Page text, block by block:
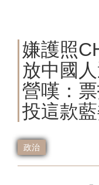
嫌護照
放中國
營嘆：
投這款
政治